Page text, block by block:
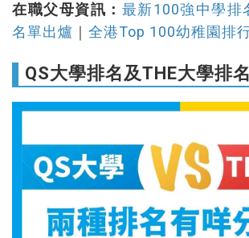
在職父母資訊： 最新100強中學排
名單出爐 ｜ 全港Top 100幼稚園排
QS大學排名及THE大學排